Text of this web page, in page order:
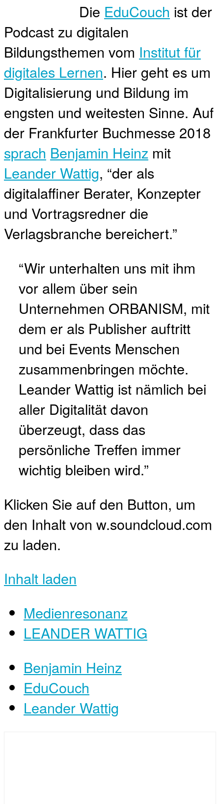
Die EduCouch ist der
Podcast zu digitalen
Bildungsthemen vom Institut für
digitales Lernen. Hier geht es um
Digitalisierung und Bildung im
engsten und weitesten Sinne. Auf
der Frankfurter Buchmesse 2018
sprach Benjamin Heinz mit
Leander Wattig, “der als
digitalaffiner Berater, Konzepter
und Vortragsredner die
Verlagsbranche bereichert.”
“Wir unterhalten uns mit ihm
vor allem über sein
Unternehmen ORBANISM, mit
dem er als Publisher auftritt
und bei Events Menschen
zusammenbringen möchte.
Leander Wattig ist nämlich bei
aller Digitalität davon
überzeugt, dass das
persönliche Treffen immer
wichtig bleiben wird.”
Klicken Sie auf den Button, um
den Inhalt von w.soundcloud.com
zu laden.
Inhalt laden
Medienresonanz
LEANDER WATTIG
Benjamin Heinz
EduCouch
Leander Wattig